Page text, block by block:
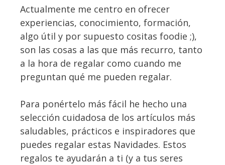
Actualmente me centro en ofrecer
experiencias, conocimiento, formación,
algo útil y por supuesto cositas foodie ;),
son las cosas a las que más recurro, tanto
a la hora de regalar como cuando me
preguntan qué me pueden regalar.
Para ponértelo más fácil he hecho una
selección cuidadosa de los artículos más
saludables, prácticos e inspiradores que
puedes regalar estas Navidades. Estos
regalos te ayudarán a ti (y a tus seres